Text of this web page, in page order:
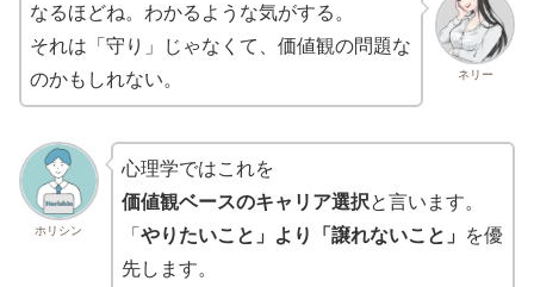
ネリー
なるほどね。わかるような気がする。
それは「守り」じゃなくて、価値観の問題な
のかもしれない。
ホリシン
心理学ではこれを
価値観ベースのキャリア選択と言います。
「 やりたいこと」より「譲れないこと」
を優
先します。